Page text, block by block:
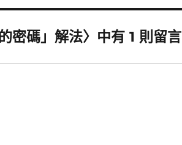
碼」解法〉中有 1 則留言